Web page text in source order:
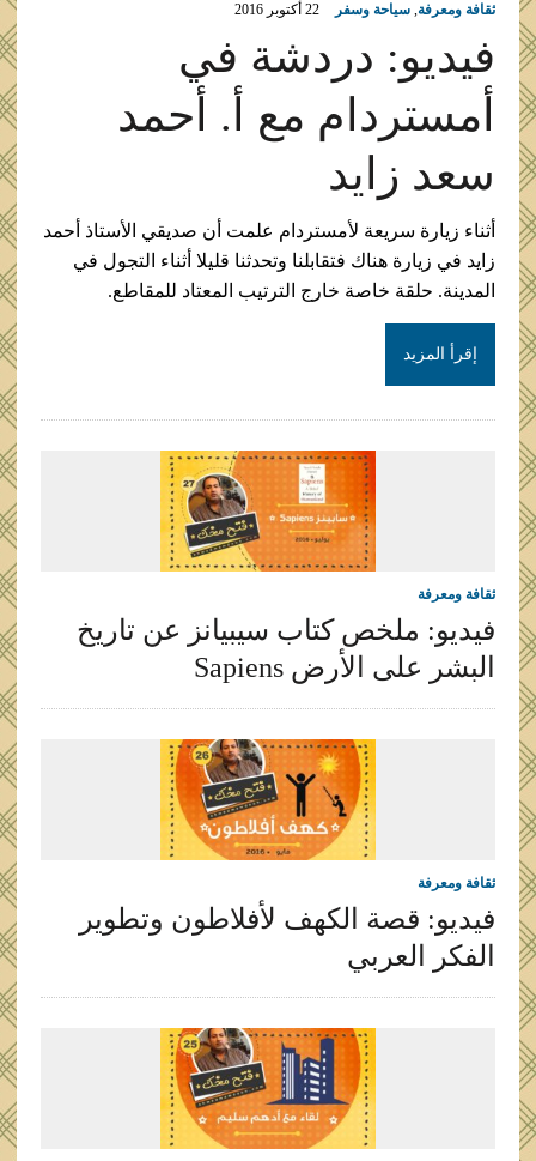
ثقافة ومعرفة, سياحة وسفر 22 أكتوبر 2016
فيديو: دردشة في
أمستردام مع أ. أحمد
سعد زايد
أثناء زيارة سريعة لأمستردام علمت أن صديقي الأستاذ أحمد
زايد في زيارة هناك فتقابلنا وتحدثنا قليلا أثناء التجول في
المدينة. حلقة خاصة خارج الترتيب المعتاد للمقاطع.
إقرأ المزيد
ثقافة ومعرفة
فيديو: ملخص كتاب سيبيانز عن تاريخ
البشر على الأرض Sapiens
ثقافة ومعرفة
فيديو: قصة الكهف لأفلاطون وتطوير
الفكر العربي